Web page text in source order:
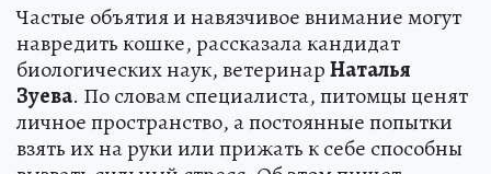
Частые объятия и навязчивое внимание могут
навредить кошке, рассказала кандидат
биологических наук, ветеринарНаталья
Зуева. По словам специалиста, питомцы ценят
личное пространство, а постоянные попытки
взять их на руки или прижать к себе способны